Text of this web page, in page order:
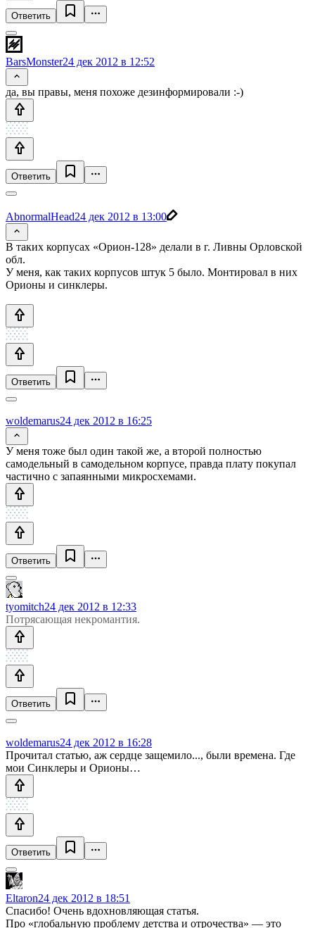
Ответить
BarsMonster24 дек 2012 в 12:52
да, вы правы, меня похоже дезинформировали :-)
Ответить
AbnormalHead24 дек 2012 в 13:00
В таких корпусах «Орион-128» делали в г. Ливны Орловской
обл.
У меня, как таких корпусов штук 5 было. Монтировал в них
Орионы и синклеры.
Ответить
woldemarus24 дек 2012 в 16:25
У меня тоже был один такой же, а второй полностью
самодельный в самодельном корпусе, правда плату покупал
частично с запаянными микросхемами.
Ответить
tyomitch24 дек 2012 в 12:33
Потрясающая некромантия.
Ответить
woldemarus24 дек 2012 в 16:28
Прочитал статью, аж сердце защемило..., были времена. Где
мои Синклеры и Орионы…
Ответить
Eltaron24 дек 2012 в 18:51
Спасибо! Очень вдохновляющая статья.
Про «глобальную проблему детства и отрочества» — это